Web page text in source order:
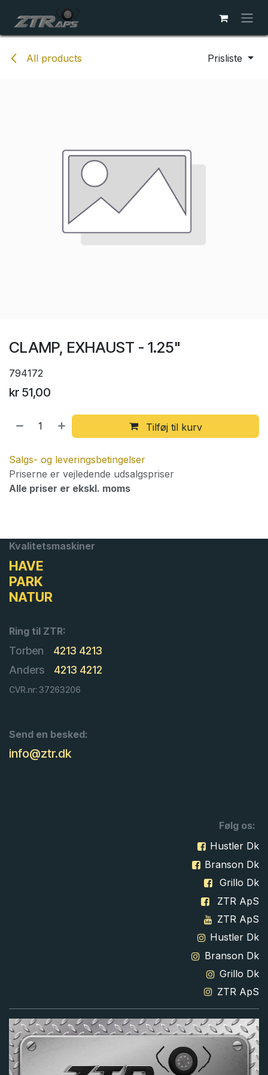
All products Prisliste
CLAMP, EXHAUST - 1.25"
794172
kr 51,00
Tilføj til kurv
Salgs- og leveringsbetingelser
Priserne er vejledende udsalgspriser
Alle priser er ekskl. moms
Kvalitetsmaskiner
HAVE
PARK
NATUR
Ring til ZTR:
Torben
4213 4213
Anders
4213 4212
CVR.nr: 37263206
Send en besked:
info@ztr.dk
Følg os:
Hustler Dk
Branson Dk
Grillo Dk
ZTR ApS
ZTR ApS
Hustler Dk
Branson Dk
Grillo Dk
ZTR ApS